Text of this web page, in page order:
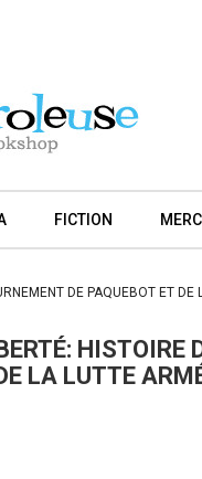
FICTION
DE PAQUEBOT ET
HISTOIRE
LA LUTTE